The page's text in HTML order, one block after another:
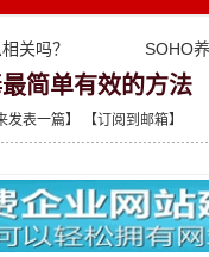
关吗？ SOHO
简单有效的方法
发表一篇】 【订阅到邮箱】